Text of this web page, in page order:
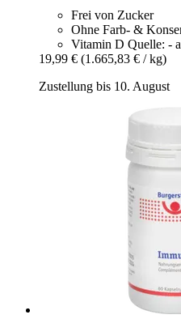
Frei von Zucker
Ohne Farb- &
Vitamin D Quelle: -
19,99 € (1.665,83 € / kg)
Zustellung bis 10. August